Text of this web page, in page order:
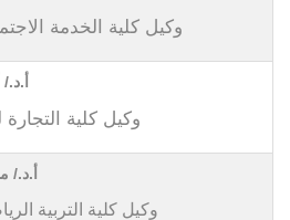
وكيل كلية الخدمة
وكيل كلية
أ.د./
وكيل كلية التربية